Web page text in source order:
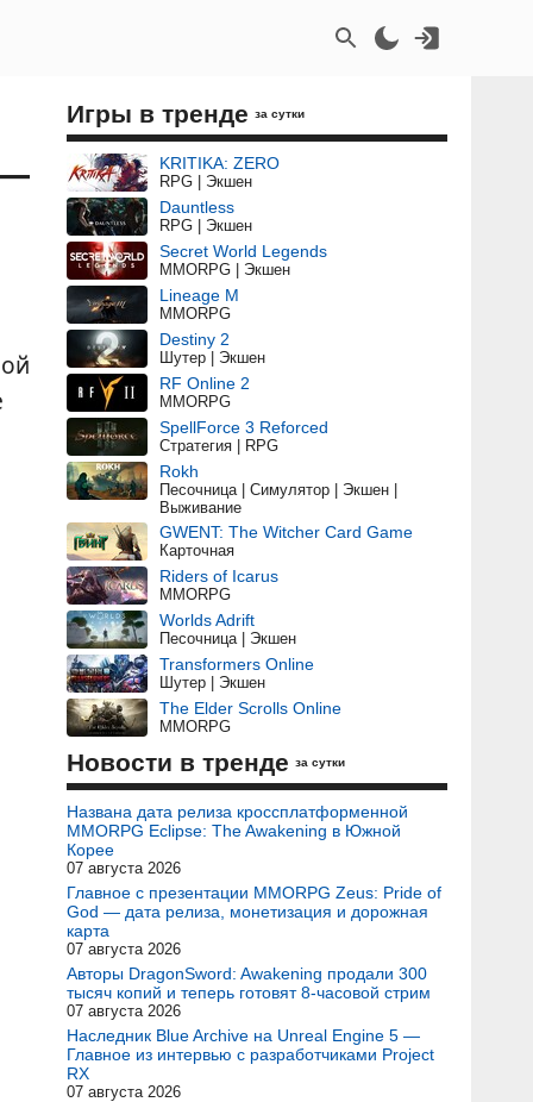
Игры в тренде за сутки
KRITIKA: ZERO
RPG | Экшен
Dauntless
RPG | Экшен
Secret World Legends
MMORPG | Экшен
Lineage M
MMORPG
Destiny 2
Шутер | Экшен
RF Online 2
MMORPG
SpellForce 3 Reforced
Стратегия | RPG
Rokh
Песочница | Симулятор | Экшен |
Выживание
GWENT: The Witcher Card Game
Карточная
Riders of Icarus
MMORPG
Worlds Adrift
Песочница | Экшен
Transformers Online
Шутер | Экшен
The Elder Scrolls Online
MMORPG
Новости в тренде за сутки
Названа дата релиза кроссплатформенной
MMORPG Eclipse: The Awakening в Южной
Корее
07 августа 2026
Главное с презентации MMORPG Zeus: Pride of
God — дата релиза, монетизация и дорожная
карта
07 августа 2026
Авторы DragonSword: Awakening продали 300
тысяч копий и теперь готовят 8-часовой стрим
07 августа 2026
Наследник Blue Archive на Unreal Engine 5 —
Главное из интервью с разработчиками Project
RX
07 августа 2026